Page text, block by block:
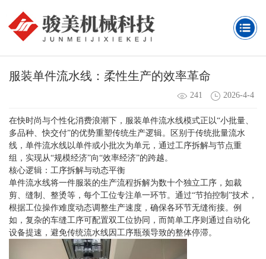
服装单件流水线：柔性生产的效率革命
241 2026-4-4
在快时尚与个性化消费浪潮下，服装单件流水线模式正以“小批量、
多品种、快交付”的优势重塑传统生产逻辑。区别于传统批量流水
线，单件流水线以单件或小批次为单元，通过工序拆解与节点重
组，实现从“规模经济”向“效率经济”的跨越。
核心逻辑：工序拆解与动态平衡
单件流水线将一件服装的生产流程拆解为数十个独立工序，如裁
剪、缝制、整烫等，每个工位专注单一环节。通过“节拍控制”技术，
根据工位操作难度动态调整生产速度，确保各环节无缝衔接。例
如，复杂的车缝工序可配置双工位协同，而简单工序则通过自动化
设备提速，避免传统流水线因工序瓶颈导致的整体停滞。